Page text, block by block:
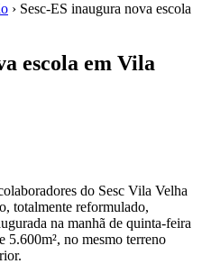
› Sesc-ES inaugura nova escola
escola em Vila
do Sesc Vila Velha
totalmente reformulado,
na manhã de quinta-feira
5.600m², no mesmo terreno